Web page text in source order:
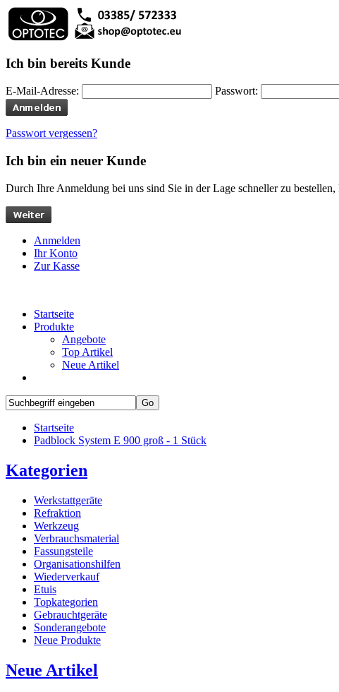
Ich bin bereits Kunde
E-Mail-Adresse: Passwort:
Passwort vergessen?
Ich bin ein neuer Kunde
Durch Ihre Anmeldung bei uns sind Sie in der Lage schneller zu
Anmelden
Ihr Konto
Zur Kasse
Startseite
Produkte
Angebote
Top Artikel
Neue Artikel
Startseite
Padblock System E 900 groß - 1 Stück
Kategorien
Werkstattgeräte
Refraktion
Werkzeug
Verbrauchsmaterial
Fassungsteile
Organisationshilfen
Wiederverkauf
Etuis
Topkategorien
Gebrauchtgeräte
Sonderangebote
Neue Produkte
Neue Artikel